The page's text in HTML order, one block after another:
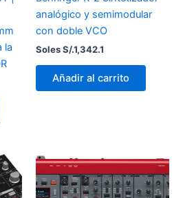
la
analógico y semimodular
con doble VCO
Soles S/.1,342.1
Añadir al carrito